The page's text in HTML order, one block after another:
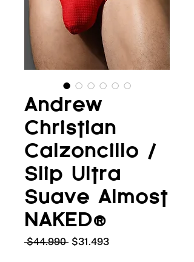
Andrew
Christian
Calzoncillo /
Slip Ultra
Suave Almost
NAKED®
$44.990 Precio
$31.493Precio